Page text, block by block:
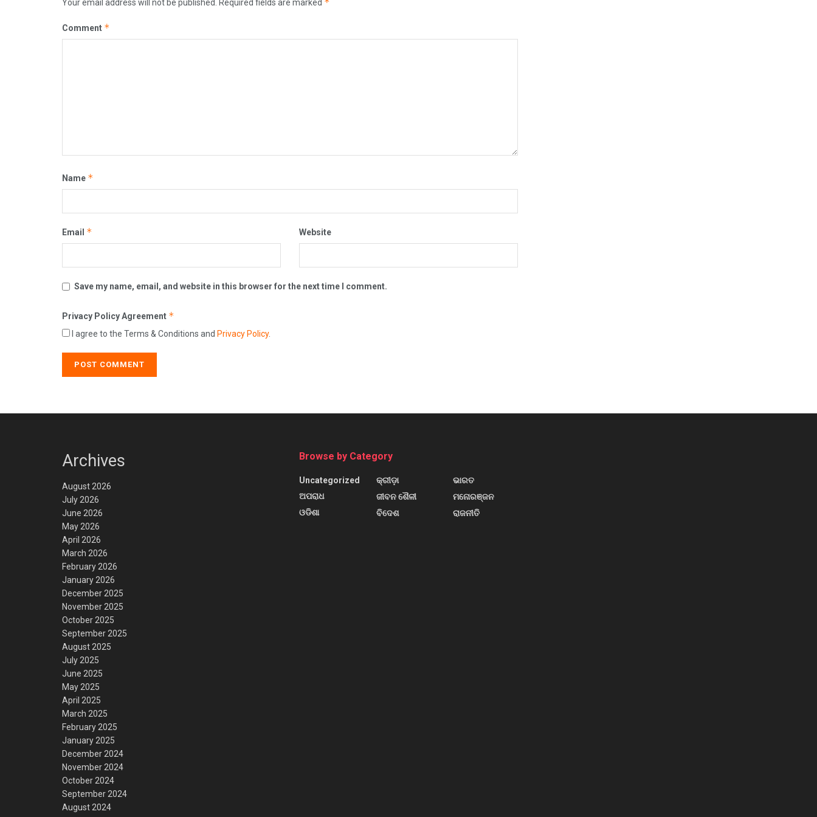
Your email address will not be published. Required fields are marked
Comment *
Name *
Email * Website
Save my name, email, and website in this browser for the next time I comment.
Privacy Policy Agreement *
I agree to the Terms & Conditions and Privacy Policy.
Archives
August 2026
July 2026
June 2026
May 2026
April 2026
March 2026
February 2026
January 2026
December 2025
November 2025
October 2025
September 2025
August 2025
July 2025
June 2025
May 2025
April 2025
March 2025
February 2025
January 2025
December 2024
November 2024
October 2024
September 2024
August 2024
Browse by Category
Uncategorized
ଅପରାଧ
ଓଡିଶା
କ୍ରୀଡ଼ା
ଜୀବନ ଶୈଳୀ
ବିଦେଶ
ଭାରତ
ମନୋରଞ୍ଜନ
ରାଜନୀତି